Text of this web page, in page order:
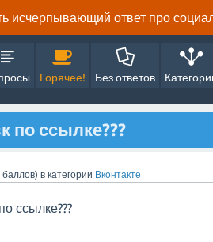
исчерпывающий ответ про
Горячее! Без ответов
по ссылке???
баллов) в категории Вконтакте
ссылке???